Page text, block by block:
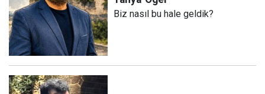
Biz nasıl bu hale geldik?